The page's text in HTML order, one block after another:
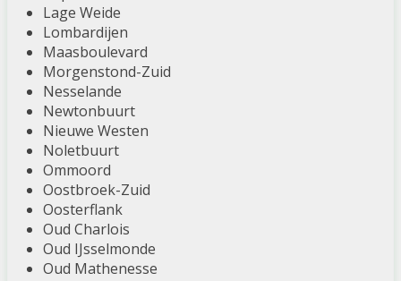
Lage Weide
Lombardijen
Maasboulevard
Morgenstond-Zuid
Nesselande
Newtonbuurt
Nieuwe Westen
Noletbuurt
Ommoord
Oostbroek-Zuid
Oosterflank
Oud Charlois
Oud IJsselmonde
Oud Mathenesse